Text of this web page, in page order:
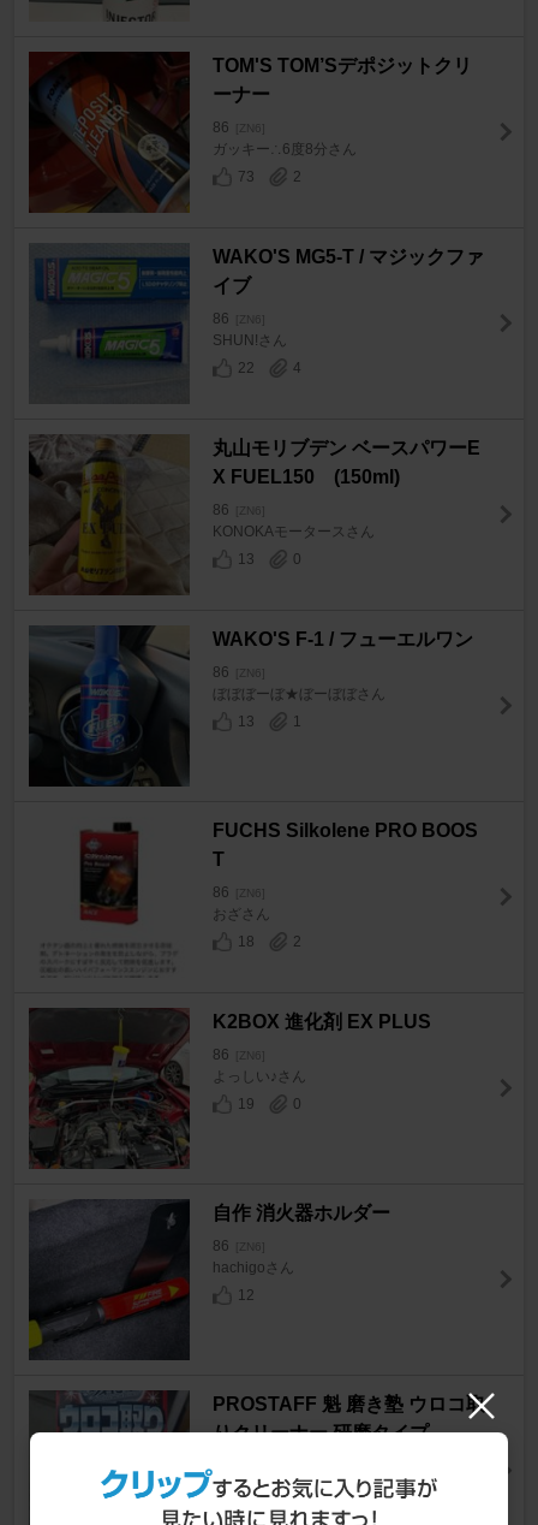
TOM'S TOM’Sデポジットクリ
ーナー
86 [ZN6]
ガッキー∴6度8分さん
73
2
WAKO'S MG5-T / マジックファ
イブ
86 [ZN6]
SHUN!さん
22
4
丸山モリブデン ベースパワーE
X FUEL150 (150ml)
86 [ZN6]
KONOKAモータースさん
13
0
WAKO'S F-1 / フューエルワン
86 [ZN6]
ぼぼぼーぼ★ぼーぼぼさん
13
1
FUCHS Silkolene PRO BOOS
T
86 [ZN6]
おざさん
18
2
K2BOX 進化剤 EX PLUS
86 [ZN6]
よっしい♪さん
19
0
自作 消火器ホルダー
86 [ZN6]
hachigoさん
12
PROSTAFF 魁 磨き塾 ウロコ取
りクリーナー 研磨タイプ
しんぞうくんさん
1